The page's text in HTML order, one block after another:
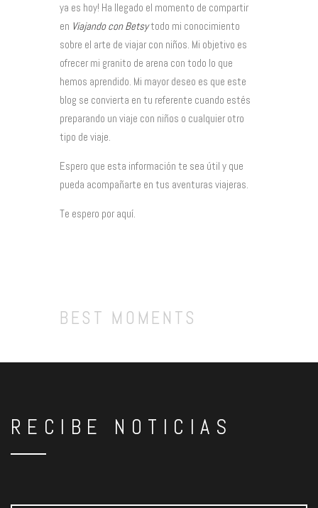
ya es hoy! Ha llegado el momento de compartir
en Viajando con Betsytodo mi conocimiento
sobre el arte de viajar con niños. Mi objetivo es
ofrecer mi granito de arena con todo lo que
hemos aprendido. Mi mayor deseo es que este
blog se convierta en tu referente cuando estés
preparando un viaje con niños o cualquier otro
tipo de viaje.
Espero que esta información te sea útil y que
pueda acompañarte en tus aventuras viajeras.
Te espero por aquí.
BEST MOMENTS
RECIBE NOTICIAS